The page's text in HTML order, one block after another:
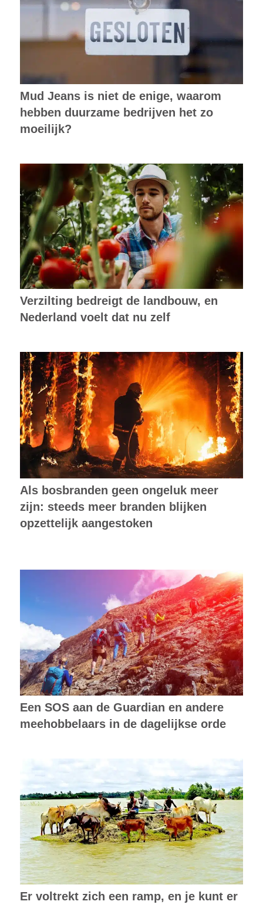
Mud Jeans is niet de enige, waarom
hebben duurzame bedrijven het zo
moeilijk?
Verzilting bedreigt de landbouw, en
Nederland voelt dat nu zelf
Als bosbranden geen ongeluk meer
zijn: steeds meer branden blijken
opzettelijk aangestoken
Een SOS aan de Guardian en andere
meehobbelaars in de dagelijkse orde
Er voltrekt zich een ramp, en je kunt er